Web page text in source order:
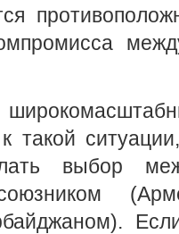
такой
выбор
союзником